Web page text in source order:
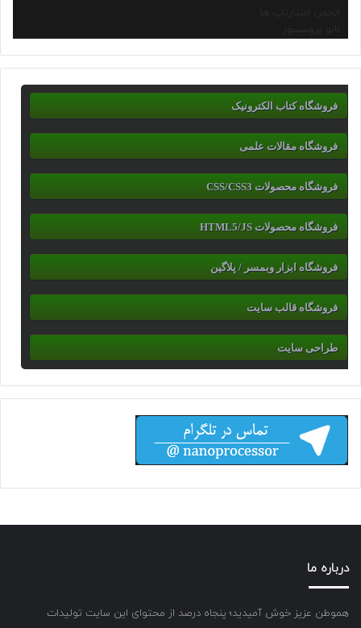
انجمن استارتاپ ها
نانو پروسسور
فروشگاه کتاب الکترونیک
فروشگاه مقالات علمی
فروشگاه محصولات CSS/CSS3
فروشگاه محصولات HTML5/JS
فروشگاه ابزار وبمسر / پلاگین
فروشگاه قالب سایت
طراحی سایت
درباره ما
هموطن عزیز خوش آمیدید؛ پنجاه درصد از محتوای این سایت تولیدات